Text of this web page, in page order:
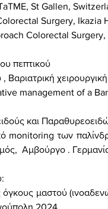
St Gallen,
Surgery,
Colorectal
πεπτικού
Βαριατρική χειρουργική
management of a
και
monitoring των
Αμβούργο .
όγκους μαστού